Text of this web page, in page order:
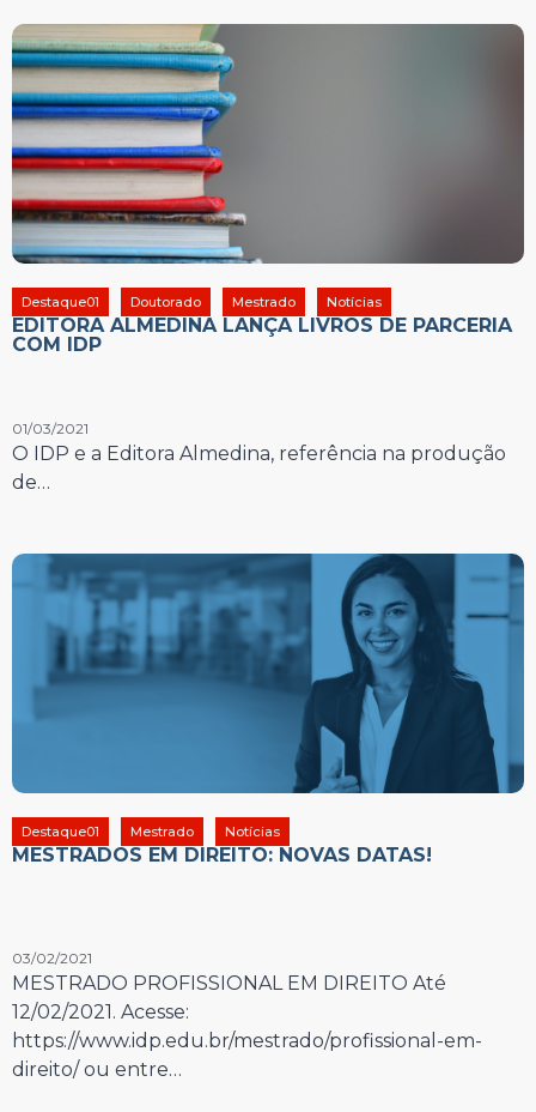
Destaque01 Doutorado Mestrado Notícias
EDITORA ALMEDINA LANÇA LIVROS DE PARCERIA
COM IDP
01/03/2021
O IDP e a Editora Almedina, referência na produção
de…
Destaque01 Mestrado Notícias
MESTRADOS EM DIREITO: NOVAS DATAS!
03/02/2021
MESTRADO PROFISSIONAL EM DIREITO Até
12/02/2021. Acesse:
https://www.idp.edu.br/mestrado/profissional-em-
direito/ ou entre…